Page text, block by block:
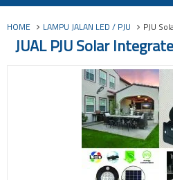
HOME LAMPU JALAN LED / PJU PJU
JUAL PJU Solar